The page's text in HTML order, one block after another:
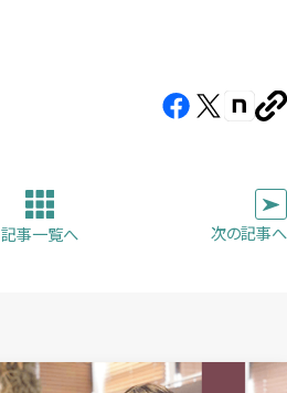
Facebook（新
す）
X（新
す）
note（新
で
す）
ー
記事一覧へ 次の記事へ